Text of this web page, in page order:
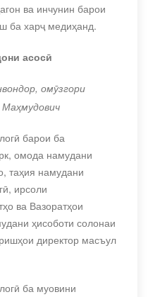
ва инчунин барои
ба харҷ медиҳанд.
асосӣ
омӯзгори
барои ба
омода намудани
таҳия намудани
ирсоли
ва Вазоратҳои
ҳисоботи солонаи
директор масъул
ба муовини